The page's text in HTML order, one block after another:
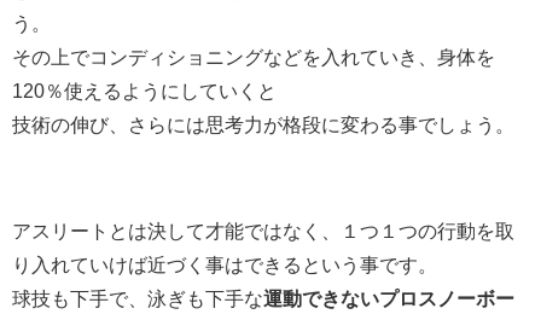
う。
その上でコンディショニングなどを入れていき、身体を
120％使えるようにしていくと
技術の伸び、さらには思考力が格段に変わる事でしょう。
アスリートとは決して才能ではなく、１つ１つの行動を取
り入れていけば近づく事はできるという事です。
球技も下手で、泳ぎも下手な運動できないプロスノーボー